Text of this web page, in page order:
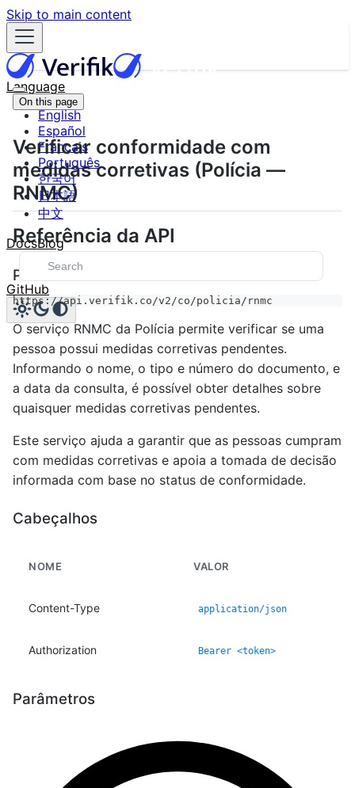
Skip to main content
Language
English
Español
Français
Português
한국어
日本語
中文
DocsBlog
GitHub
On this page
Verificar conformidade com
medidas corretivas (Polícia —
RNMC)
Referência da API
Ponto de acesso
https://api.verifik.co/v2/co/policia/rnmc
O serviço RNMC da Polícia permite verificar se uma
pessoa possui medidas corretivas pendentes.
Informando o nome, o tipo e número do documento, e
a data da consulta, é possível obter detalhes sobre
quaisquer medidas corretivas pendentes.
Este serviço ajuda a garantir que as pessoas cumpram
com medidas corretivas e apoia a tomada de decisão
informada com base no status de conformidade.
Cabeçalhos
NOME VALOR
Content-Type application/json
Authorization Bearer <token>
Parâmetros